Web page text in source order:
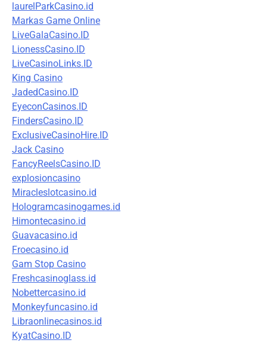
laurelParkCasino.id
Markas Game Online
LiveGalaCasino.ID
LionessCasino.ID
LiveCasinoLinks.ID
King Casino
JadedCasino.ID
EyeconCasinos.ID
FindersCasino.ID
ExclusiveCasinoHire.ID
Jack Casino
FancyReelsCasino.ID
explosioncasino
Miracleslotcasino.id
Hologramcasinogames.id
Himontecasino.id
Guavacasino.id
Froecasino.id
Gam Stop Casino
Freshcasinoglass.id
Nobettercasino.id
Monkeyfuncasino.id
Libraonlinecasinos.id
KyatCasino.ID